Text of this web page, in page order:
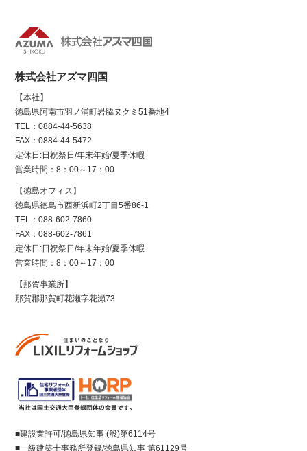
株式会社アズマ四国
【本社】
徳島県阿南市羽ノ浦町岩脇ヌクミ51番地4
TEL：0884-44-5638
FAX：0884-44-5472
定休日:日祝祭日/年末年始/夏季休暇
営業時間：8：00～17：00
【徳島オフィス】
徳島県徳島市西新浜町2丁目5番86-1
TEL：088-602-7860
FAX：088-602-7861
定休日:日祝祭日/年末年始/夏季休暇
営業時間：8：00～17：00
【那賀事業所】
那賀郡那賀町花瀬字花瀬73
■建設業許可/徳島県知事 (般)第6114号
■一級建築士事務所登録/徳島県知事 第61129号